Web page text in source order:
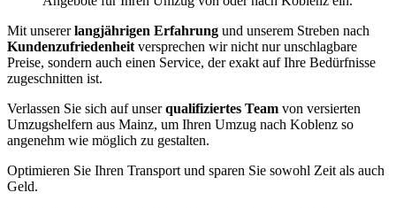
Mit unsererlangjährigen Erfahrung und unserem Streben nach
Kundenzufriedenheit versprechen wir nicht nur unschlagbare
Preise, sondern auch einen Service, der exakt auf Ihre Bedürfnisse
zugeschnitten ist.
Verlassen Sie sich auf unserqualifiziertes Team von versierten
Umzugshelfern aus Mainz, um Ihren Umzug nach Koblenz so
angenehm wie möglich zu gestalten.
Optimieren Sie Ihren Transport und sparen Sie sowohl Zeit als auch
Geld.